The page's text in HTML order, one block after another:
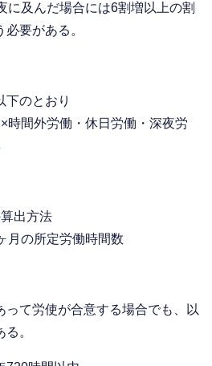
に及んだ場合には6割増以上の割
要がある。
下のとおり
間外労働・休日労働・深夜労
出方法
月の所定労働時間数
って労使が合意する場合でも、以
。